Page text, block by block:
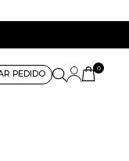
PEDIDO
0